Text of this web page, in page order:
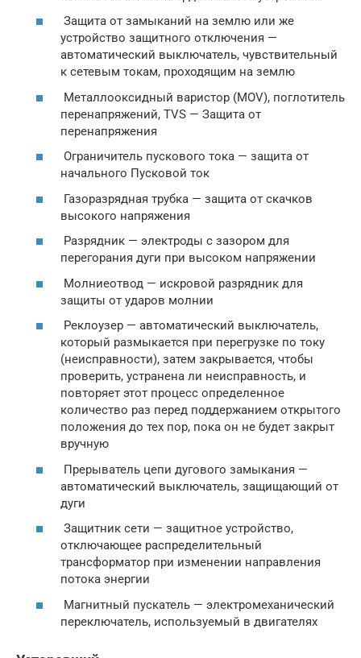
Защита от замыканий на землю или же
устройство защитного отключения —
автоматический выключатель, чувствительный
к сетевым токам, проходящим на землю
Металлооксидный варистор (MOV), поглотитель
перенапряжений, TVS — Защита от
перенапряжения
Ограничитель пускового тока — защита от
начального Пусковой ток
Газоразрядная трубка — защита от скачков
высокого напряжения
Разрядник — электроды с зазором для
перегорания дуги при высоком напряжении
Молниеотвод — искровой разрядник для
защиты от ударов молнии
Реклоузер — автоматический выключатель,
который размыкается при перегрузке по току
(неисправности), затем закрывается, чтобы
проверить, устранена ли неисправность, и
повторяет этот процесс определенное
количество раз перед поддержанием открытого
положения до тех пор, пока он не будет закрыт
вручную
Прерыватель цепи дугового замыкания —
автоматический выключатель, защищающий от
дуги
Защитник сети — защитное устройство,
отключающее распределительный
трансформатор при изменении направления
потока энергии
Магнитный пускатель — электромеханический
переключатель, используемый в двигателях